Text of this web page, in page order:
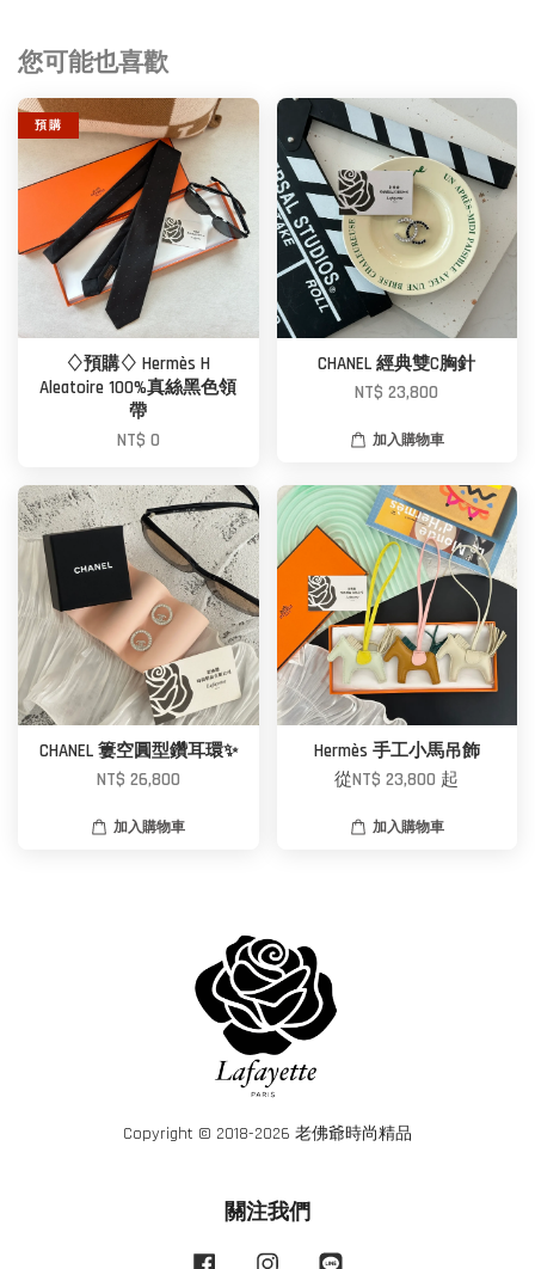
您可能也喜歡
預 購
♢預購♢ Hermès H
Aleatoire 100%真絲黑色領
帶
NT$ 0
CHANEL 經典雙C胸針
NT$ 23,800
加入購物車
CHANEL 簍空圓型鑽耳環✨
NT$ 26,800
加入購物車
Hermès 手工小馬吊飾
從NT$ 23,800 起
加入購物車
Copyright © 2018-2026 老佛爺時尚精品
關注我們
Facebook Instagram